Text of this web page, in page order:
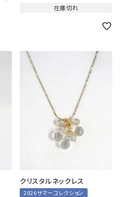
在庫切れ
クリスタルネックレス
2026サマーコレクション